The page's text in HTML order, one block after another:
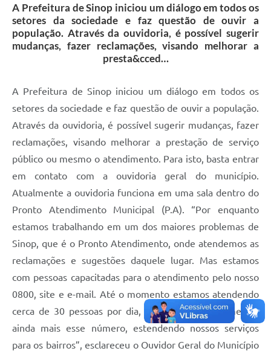
A Prefeitura de Sinop iniciou um diálogo em todos os
setores da sociedade e faz questão de ouvir a
população. Através da ouvidoria, é possível sugerir
mudanças, fazer reclamações, visando melhorar a
presta&cced…
A Prefeitura de Sinop iniciou um diálogo em todos os
setores da sociedade e faz questão de ouvir a população.
Através da ouvidoria, é possível sugerir mudanças, fazer
reclamações, visando melhorar a prestação de serviço
público ou mesmo o atendimento. Para isto, basta entrar
em contato com a ouvidoria geral do município.
Atualmente a ouvidoria funciona em uma sala dentro do
Pronto Atendimento Municipal (P.A). “Por enquanto
estamos trabalhando em um dos maiores problemas de
Sinop, que é o Pronto Atendimento, onde atendemos as
reclamações e sugestões daquele lugar. Mas estamos
com pessoas capacitadas para o atendimento pelo nosso
0800, site e e-mail. Até o momento estamos atendendo
cerca de 30 pessoas por dia, e pretendemos aumentar
ainda mais esse número, estendendo nossos serviços
para os bairros”, esclareceu o Ouvidor Geral do Município